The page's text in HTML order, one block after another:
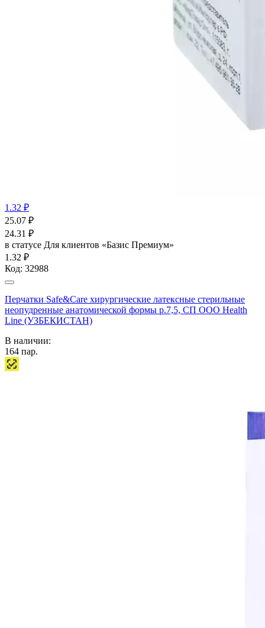
1.32 ₽
25.07 ₽
24.31 ₽
в статусе Для клиентов «Базис Премиум»
1.32 ₽
Код: 32988
Перчатки Safe&Care хирургические латексные стерильные
неопудренные анатомической формы р.7,5, СП ООО Health
Line (УЗБЕКИСТАН)
В наличии:
164 пар.